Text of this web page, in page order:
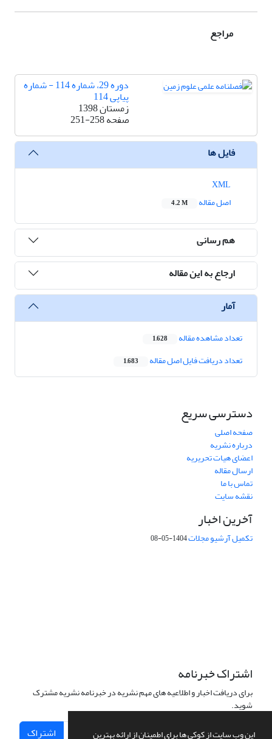
این وب سایت از کوکی ها برای اطمینان از ارائه بهترین
مراجع
دوره 29، شماره 114 - شماره
پیاپی 114
زمستان 1398
صفحه251-258
فایل ها
اصل مقاله
4.2 M
هم رسانی
ارجاع به این مقاله
آمار
تعداد مشاهده مقاله 1,628
تعداد دریافت فایل اصل مقاله 1,683
دسترسی سریع
صفحه اصلی
درباره نشریه
اعضای هیات تحریریه
ارسال مقاله
تماس با ما
نقشه سایت
آخرین اخبار
تکمیل آرشیو مجلات1404-05-08
اشتراک خبرنامه
برای دریافت اخبار و اطلاعیه های مهم نشریه در خبرنامه نشریه مشترک
شوید.
اشتراک